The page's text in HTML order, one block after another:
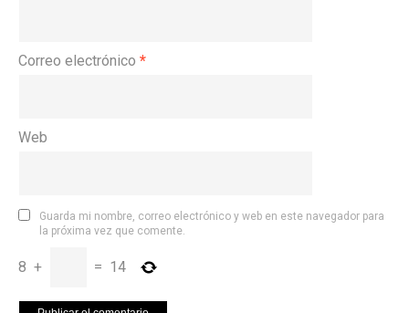
Correo electrónico *
Web
Guarda mi nombre, correo electrónico y web en este navegador para
la próxima vez que comente.
8 + = 14